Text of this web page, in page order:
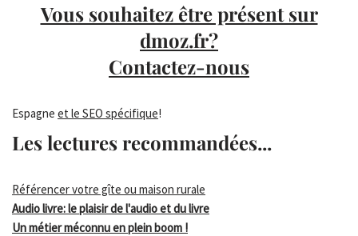
Vous souhaitez être présent sur
dmoz.fr?
Contactez-nous
Espagne et le SEO spécifique!
Les lectures recommandées...
Référencer votre gîte ou maison rurale
Audio livre: le plaisir de l'audio et du livre
Un métier méconnu en plein boom !